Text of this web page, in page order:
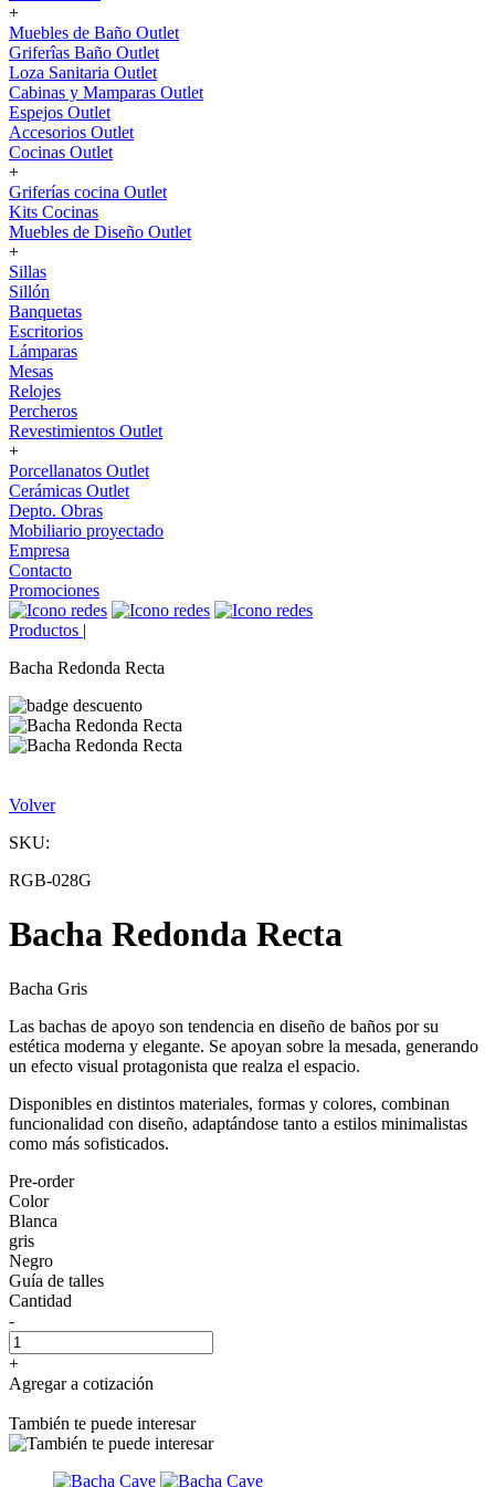
+
Muebles de Baño Outlet
Griferîas Baño Outlet
Loza Sanitaria Outlet
Cabinas y Mamparas Outlet
Espejos Outlet
Accesorios Outlet
Cocinas Outlet
+
Griferías cocina Outlet
Kits Cocinas
Muebles de Diseño Outlet
+
Sillas
Sillón
Banquetas
Escritorios
Lámparas
Mesas
Relojes
Percheros
Revestimientos Outlet
+
Porcellanatos Outlet
Cerámicas Outlet
Depto. Obras
Mobiliario proyectado
Empresa
Contacto
Promociones
Productos |
Bacha Redonda Recta
Volver
SKU:
RGB-028G
Bacha Redonda Recta
Bacha Gris
Las bachas de apoyo son tendencia en diseño de baños por su
estética moderna y elegante. Se apoyan sobre la mesada, generando
un efecto visual protagonista que realza el espacio.
Disponibles en distintos materiales, formas y colores, combinan
funcionalidad con diseño, adaptándose tanto a estilos minimalistas
como más sofisticados.
Pre-order
Color
Blanca
gris
Negro
Guía de talles
Cantidad
-
+
Agregar a cotización
También te puede interesar